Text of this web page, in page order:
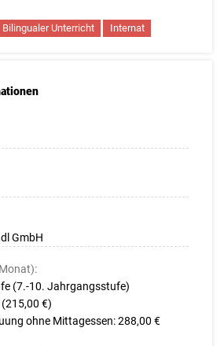
Bilingualer Unterricht Internat
GmbH
(7.-10. Jahrgangsstufe)
€)
ohne Mittagessen: 288,00 €